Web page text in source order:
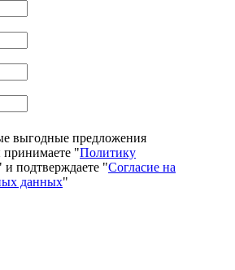
выгодные предложения
принимаете "Политику
и подтверждаете "Согласие на
данных"